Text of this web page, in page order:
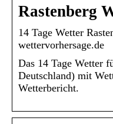
Rastenberg
14 Tage Wetter
wettervorhersage.de
Das 14 Tage Wetter
Deutschland) mit
Wetterbericht.